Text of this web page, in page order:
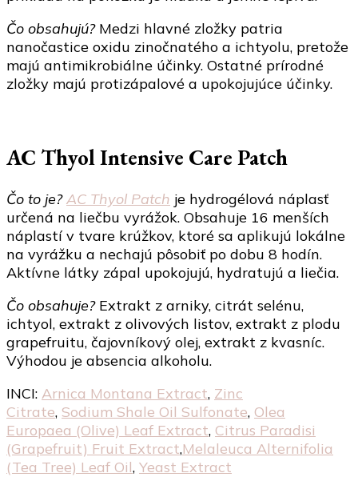
Čo obsahujú?Medzi hlavné zložky patria
nanočastice oxidu zinočnatého a ichtyolu, pretože
majú antimikrobiálne účinky. Ostatné prírodné
zložky majú protizápalové a upokojujúce účinky.
AC Thyol Intensive Care Patch
Čo to je? AC Thyol Patch je hydrogélová náplasť
určená na liečbu vyrážok. Obsahuje 16 menších
náplastí v tvare krúžkov, ktoré sa aplikujú lokálne
na vyrážku a nechajú pôsobiť po dobu 8 hodín.
Aktívne látky zápal upokojujú, hydratujú a liečia.
Čo obsahuje?Extrakt z arniky, citrát selénu,
ichtyol, extrakt z olivových listov, extrakt z plodu
grapefruitu, čajovníkový olej, extrakt z kvasníc.
Výhodou je absencia alkoholu.
INCI: Arnica Montana Extract, Zinc
Citrate, Sodium Shale Oil Sulfonate, Olea
Europaea (Olive) Leaf Extract, Citrus Paradisi
(Grapefruit) Fruit Extract,Melaleuca Alternifolia
(Tea Tree) Leaf Oil, Yeast Extract